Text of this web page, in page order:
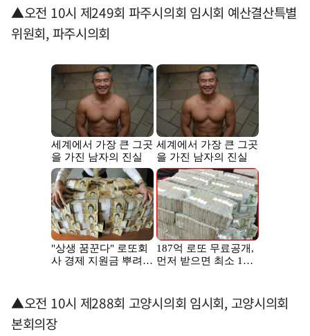
▲오전 10시 제249회 파주시의회 임시회 예산결산특별
위원회, 파주시의회
▲오전 10시 제288회 고양시의회 임시회, 고양시의회
본회의장